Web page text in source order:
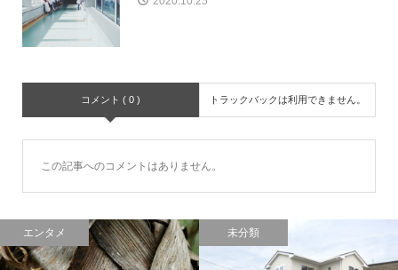
コメント ( 0 ) トラックバックは利用できません。
この記事へのコメントはありません。
エンタメ 未分類